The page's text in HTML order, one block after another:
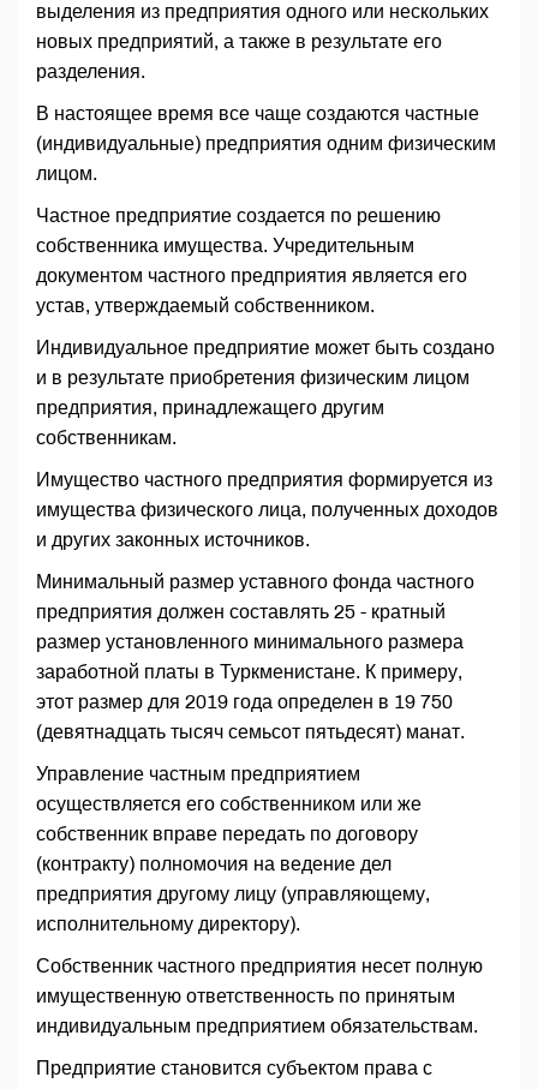
выделения из предприятия одного или нескольких
новых предприятий, а также в результате его
разделения.
В настоящее время все чаще создаются частные
(индивидуальные) предприятия одним физическим
лицом.
Частное предприятие создается по решению
собственника имущества. Учредительным
документом частного предприятия является его
устав, утверждаемый собственником.
Индивидуальное предприятие может быть создано
и в результате приобретения физическим лицом
предприятия, принадлежащего другим
собственникам.
Имущество частного предприятия формируется из
имущества физического лица, полученных доходов
и других законных источников.
Минимальный размер уставного фонда частного
предприятия должен составлять 25 - кратный
размер установленного минимального размера
заработной платы в Туркменистане. К примеру,
этот размер для 2019 года определен в 19 750
(девятнадцать тысяч семьсот пятьдесят) манат.
Управление частным предприятием
осуществляется его собственником или же
собственник вправе передать по договору
(контракту) полномочия на ведение дел
предприятия другому лицу (управляющему,
исполнительному директору).
Собственник частного предприятия несет полную
имущественную ответственность по принятым
индивидуальным предприятием обязательствам.
Предприятие становится субъектом права с